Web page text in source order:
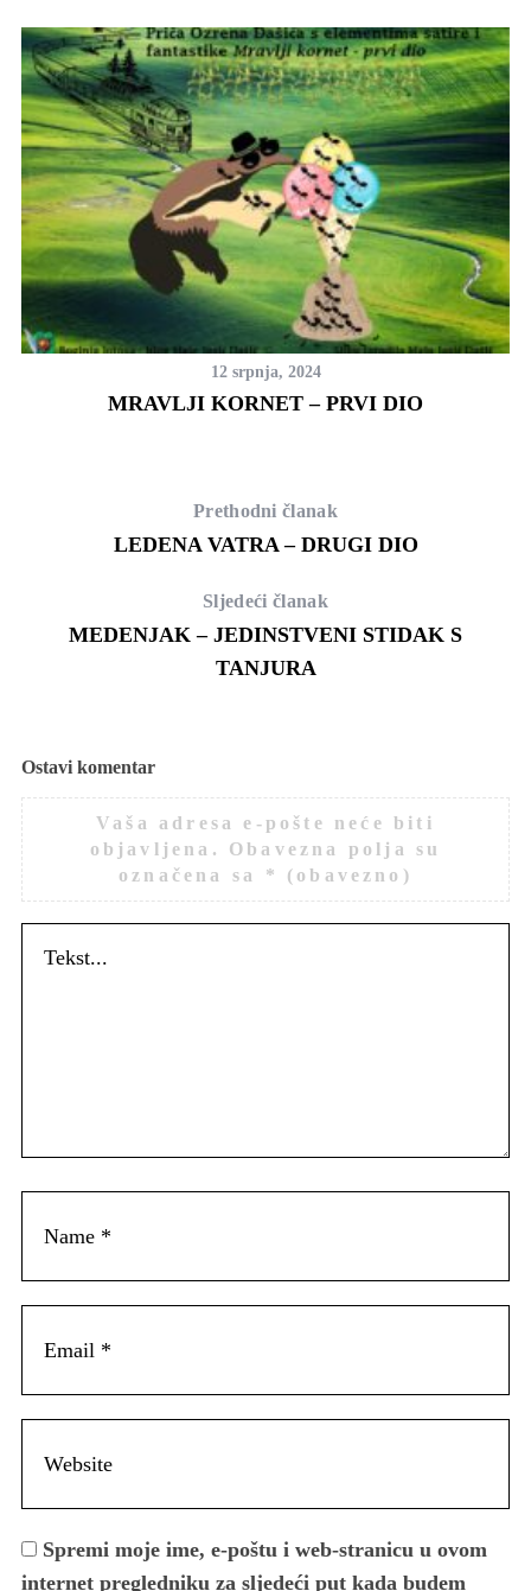
12 srpnja, 2024
MRAVLJI KORNET – PRVI DIO
Prethodni članak
LEDENA VATRA – DRUGI DIO
Sljedeći članak
MEDENJAK – JEDINSTVENI STIDAK S
TANJURA
Ostavi komentar
Vaša adresa e-pošte neće biti
objavljena.
Obavezna polja su
označena sa * (obavezno)
Spremi moje ime, e-poštu i web-stranicu u ovom
internet pregledniku za sljedeći put kada budem